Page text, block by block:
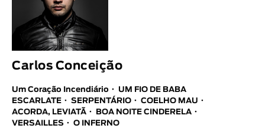
Carlos Conceição
Um Coração Incendiário
UM FIO DE BABA
ESCARLATE
SERPENTÁRIO
COELHO MAU
ACORDA, LEVIATÃ
BOA NOITE CINDERELA
VERSAILLES
O INFERNO